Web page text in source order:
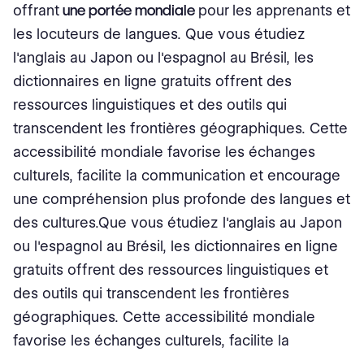
offrantune portée mondiale pour les apprenants et
les locuteurs de langues. Que vous étudiez
l'anglais au Japon ou l'espagnol au Brésil, les
dictionnaires en ligne gratuits offrent des
ressources linguistiques et des outils qui
transcendent les frontières géographiques. Cette
accessibilité mondiale favorise les échanges
culturels, facilite la communication et encourage
une compréhension plus profonde des langues et
des cultures.Que vous étudiez l'anglais au Japon
ou l'espagnol au Brésil, les dictionnaires en ligne
gratuits offrent des ressources linguistiques et
des outils qui transcendent les frontières
géographiques. Cette accessibilité mondiale
favorise les échanges culturels, facilite la